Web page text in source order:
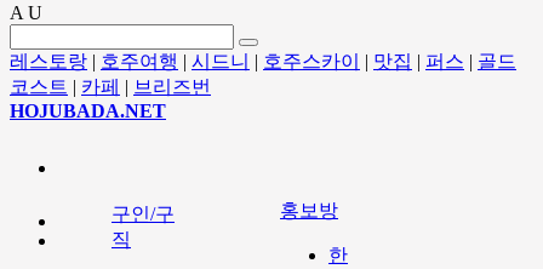
A U
레스토랑 | 호주여행 | 시드니 | 호주스카이 | 맛집 | 퍼스 | 골드
코스트 | 카페 | 브리즈번
HOJUBADA.NET
구인/구
직
홍보방
한